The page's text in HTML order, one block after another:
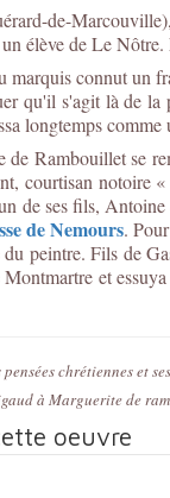
de-
élève de Le
connut un
qu'il s'agit là de
longtemps
Rambouillet se
courtisan notoire
de ses fils,
de Nemours.
peintre. Fils de
et
chrétiennes et
à Marguerite de
oeuvre